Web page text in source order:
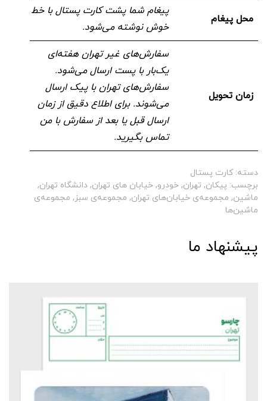
محل پیغام
پیغام شما پشت کارت پستال با خط
خوش نوشته می‌شود.
زمان تحویل
سفارش‌های غیر تهران هفته‌ای
یک‌بار با پست ارسال می‌شود.
سفارش‌های تهران با پیک ارسال
می‌شوند. برای اطلاع دقیق از زمان
ارسال قبل یا بعد از سفارش با من
تماس بگیرید.
دسته:کارت پستال
برچسب: پیکان, تهران, خودرو, خیابان های تهران, دانشگاه تهران,
ماشین, مجموعه‌ی خیابان‌های تهران, مجموعه‌ی سبز , مجموعه‌ی
ماشین‌ها
پیشنهاد ما